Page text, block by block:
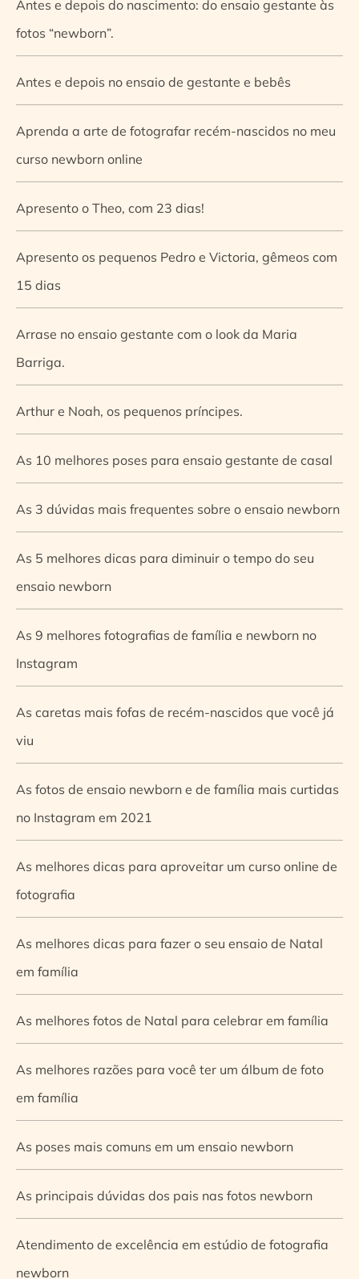
Antes e depois do nascimento: do ensaio gestante às
fotos “newborn”.
Antes e depois no ensaio de gestante e bebês
Aprenda a arte de fotografar recém-nascidos no meu
curso newborn online
Apresento o Theo, com 23 dias!
Apresento os pequenos Pedro e Victoria, gêmeos com
15 dias
Arrase no ensaio gestante com o look da Maria
Barriga.
Arthur e Noah, os pequenos príncipes.
As 10 melhores poses para ensaio gestante de casal
As 3 dúvidas mais frequentes sobre o ensaio newborn
As 5 melhores dicas para diminuir o tempo do seu
ensaio newborn
As 9 melhores fotografias de família e newborn no
Instagram
As caretas mais fofas de recém-nascidos que você já
viu
As fotos de ensaio newborn e de família mais curtidas
no Instagram em 2021
As melhores dicas para aproveitar um curso online de
fotografia
As melhores dicas para fazer o seu ensaio de Natal
em família
As melhores fotos de Natal para celebrar em família
As melhores razões para você ter um álbum de foto
em família
As poses mais comuns em um ensaio newborn
As principais dúvidas dos pais nas fotos newborn
Atendimento de excelência em estúdio de fotografia
newborn